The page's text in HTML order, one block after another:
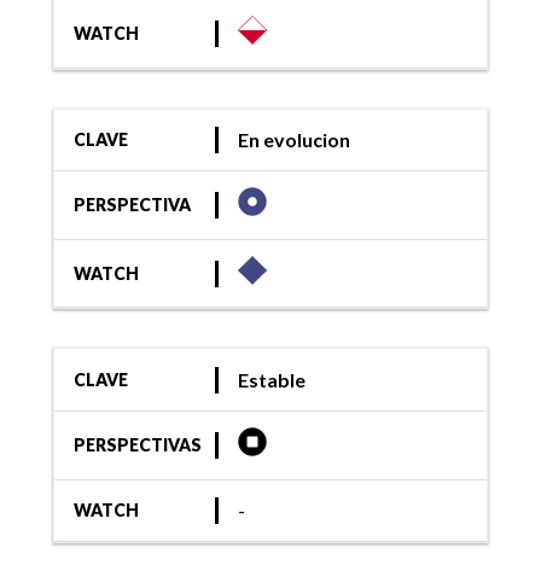
WATCH
CLAVE En evolucion
PERSPECTIVA
WATCH
CLAVE Estable
PERSPECTIVAS
WATCH -